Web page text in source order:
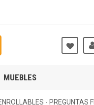
MUEBLES
- PREGUNTAS